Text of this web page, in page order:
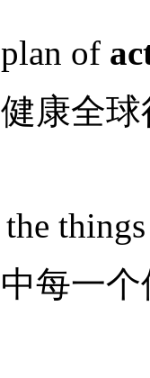
plan of
健康全球
the things
中每一个